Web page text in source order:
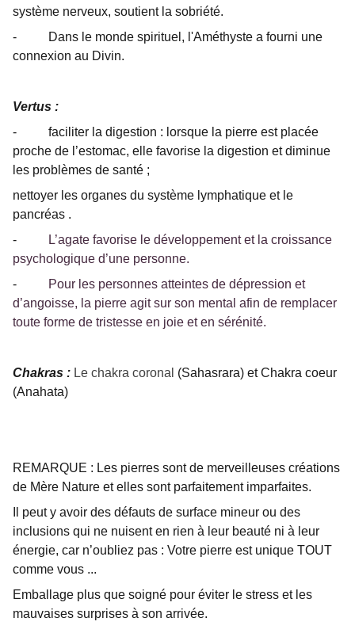
système nerveux, soutient la sobriété.
- Dans le monde spirituel, l'Améthyste a fourni une
connexion au Divin.
Vertus :
- faciliter la digestion : lorsque la pierre est placée
proche de l’estomac, elle favorise la digestion et diminue
les problèmes de santé ;
nettoyer les organes du système lymphatique et le
pancréas .
-
L’agate favorise le développement et la croissance
psychologique d’une personne.
-
Pour les personnes atteintes de dépression et
d’angoisse, la pierre agit sur son mental afin de remplacer
toute forme de tristesse en joie et en sérénité.
Chakras : Le chakra coronal (Sahasrara) et Chakra coeur
(Anahata)
REMARQUE : Les pierres sont de merveilleuses créations
de Mère Nature et elles sont parfaitement imparfaites.
Il peut y avoir des défauts de surface mineur ou des
inclusions qui ne nuisent en rien à leur beauté ni à leur
énergie, car n’oubliez pas : Votre pierre est unique TOUT
comme vous ...
Emballage plus que soigné pour éviter le stress et les
mauvaises surprises à son arrivée.